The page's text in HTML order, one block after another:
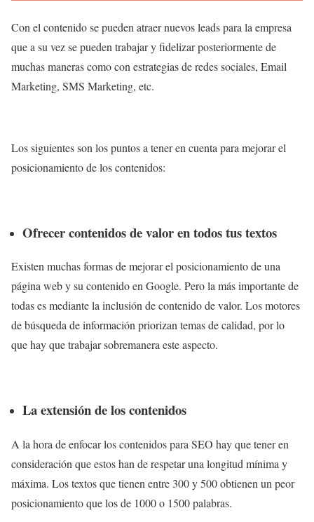
Con el contenido se pueden atraer nuevos leads para la empresa
que a su vez se pueden trabajar y fidelizar posteriormente de
muchas maneras como con estrategias de redes sociales, Email
Marketing, SMS Marketing, etc.
Los siguientes son los puntos a tener en cuenta para mejorar el
posicionamiento de los contenidos:
Ofrecer contenidos de valor en todos tus textos
Existen muchas formas de mejorar el posicionamiento de una
página web y su contenido en Google. Pero la más importante de
todas es mediante la inclusión de contenido de valor. Los motores
de búsqueda de información priorizan temas de calidad, por lo
que hay que trabajar sobremanera este aspecto.
La extensión de los contenidos
A la hora de enfocar los contenidos para SEO hay que tener en
consideración que estos han de respetar una longitud mínima y
máxima. Los textos que tienen entre 300 y 500 obtienen un peor
posicionamiento que los de 1000 o 1500 palabras.